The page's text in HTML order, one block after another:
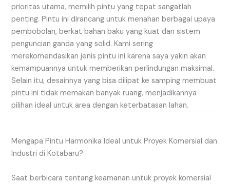
prioritas utama, memilih pintu yang tepat sangatlah
penting. Pintu ini dirancang untuk menahan berbagai upaya
pembobolan, berkat bahan baku yang kuat dan sistem
penguncian ganda yang solid. Kami sering
merekomendasikan jenis pintu ini karena saya yakin akan
kemampuannya untuk memberikan perlindungan maksimal.
Selain itu, desainnya yang bisa dilipat ke samping membuat
pintu ini tidak memakan banyak ruang, menjadikannya
pilihan ideal untuk area dengan keterbatasan lahan.
Mengapa Pintu Harmonika Ideal untuk Proyek Komersial dan
Industri di Kotabaru?
Saat berbicara tentang keamanan untuk proyek komersial